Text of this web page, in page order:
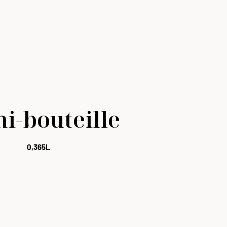
bouteille
0,365L